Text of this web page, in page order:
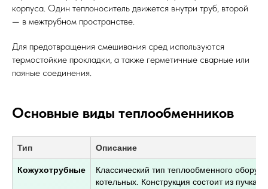
корпуса. Один теплоноситель движется внутри труб, второй
— в межтрубном пространстве.
Для предотвращения смешивания сред используются
термостойкие прокладки, а также герметичные сварные или
паяные соединения.
Основные виды теплообменников
Тип Описание
Кожухотрубные
Классический тип теплообменного
котельных. Конструкция состоит из пучка